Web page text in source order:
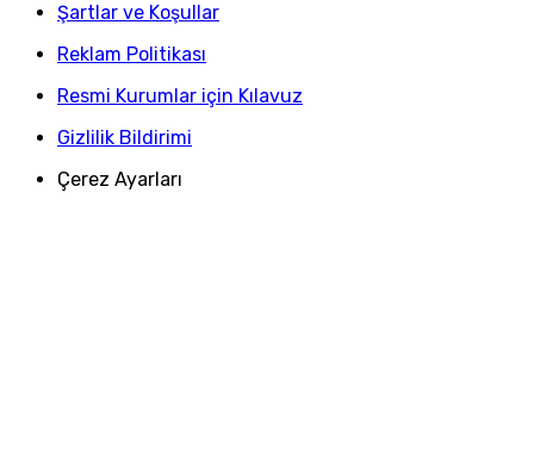
Şartlar ve Koşullar
Reklam Politikası
Resmi Kurumlar için Kılavuz
Gizlilik Bildirimi
Çerez Ayarları